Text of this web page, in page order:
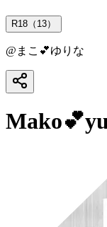
R18（13）
@ まこ💕ゆりな